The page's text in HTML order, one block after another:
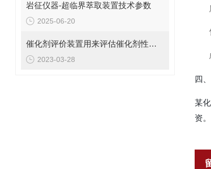
岩征仪器-超临界萃取装置技术参数
2025-06-20
催化剂评价装置用来评估催化剂性能的方法包括哪些？
2023-03-28
四
某
资。